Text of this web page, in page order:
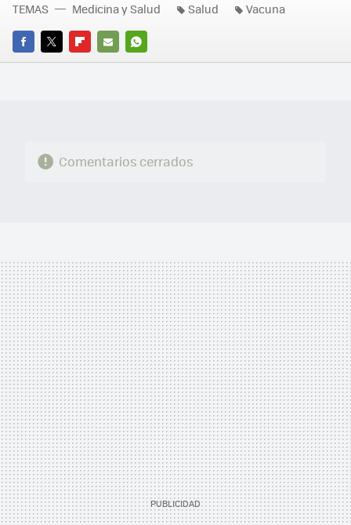
FACEBOOK
TWITTERFLIPBOARD
E-
WHATSAPP
TEMAS Medicina y Salud Salud Vacuna
Comentarios cerrados